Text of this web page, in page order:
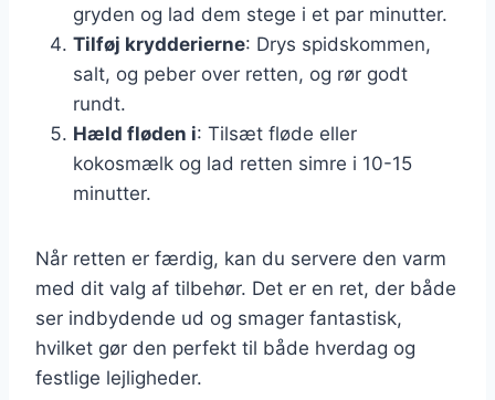
gryden og lad dem stege i et par minutter.
Tilføj krydderierne: Drys spidskommen,
salt, og peber over retten, og rør godt
rundt.
Hæld fløden i: Tilsæt fløde eller
kokosmælk og lad retten simre i 10-15
minutter.
Når retten er færdig, kan du servere den varm
med dit valg af tilbehør. Det er en ret, der både
ser indbydende ud og smager fantastisk,
hvilket gør den perfekt til både hverdag og
festlige lejligheder.